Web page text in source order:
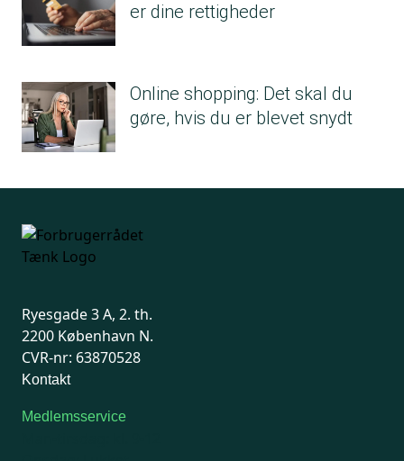
er dine rettigheder
Online shopping: Det skal du
gøre, hvis du er blevet snydt
Ryesgade 3 A, 2. th.
2200 København N.
CVR-nr: 63870528
Kontakt
Medlemsservice